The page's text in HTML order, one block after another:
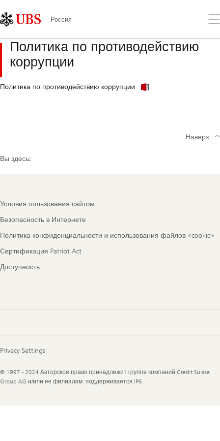
Links
Area
Россия
Политика по противодействию
коррупции
Политика по противодействию коррупции
Вы здесь:
Наверх
Navigation
Условия пользования сайтом
Безопасность в Интернете
Политика конфиденциальности и использования файлов «cookie»
Сертификация Patriot Act
Доступность
Privacy Settings
Legal
Information
© 1997 - 2024 Авторское право принадлежит группе компаний Credit Suisse
Group AG и/или ее филиалам. поддерживается IP6.